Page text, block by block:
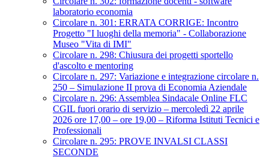
laboratorio economia
Circolare n. 301: ERRATA CORRIGE: Incontro
Progetto "I luoghi della memoria" - Collaborazione
Museo "Vita di IMI"
Circolare n. 298: Chiusura dei progetti sportello
d'ascolto e mentoring
Circolare n. 297: Variazione e integrazione circolare n.
250 – Simulazione II prova di Economia Aziendale
Circolare n. 296: Assemblea Sindacale Online FLC
CGIL fuori orario di servizio – mercoledì 22 aprile
2026 ore 17,00 – ore 19,00 – Riforma Istituti Tecnici e
Professionali
Circolare n. 295: PROVE INVALSI CLASSI
SECONDE